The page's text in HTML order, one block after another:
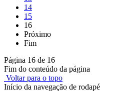
14
15
16
Próximo
Fim
Página 16 de 16
Fim do conteúdo da página
Voltar para o topo
Início da navegação de rodapé